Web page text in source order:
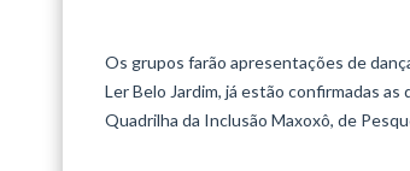
Os grupos farão apresentações de
Ler Belo Jardim, já estão confirmadas
Quadrilha da Inclusão Maxoxô, de